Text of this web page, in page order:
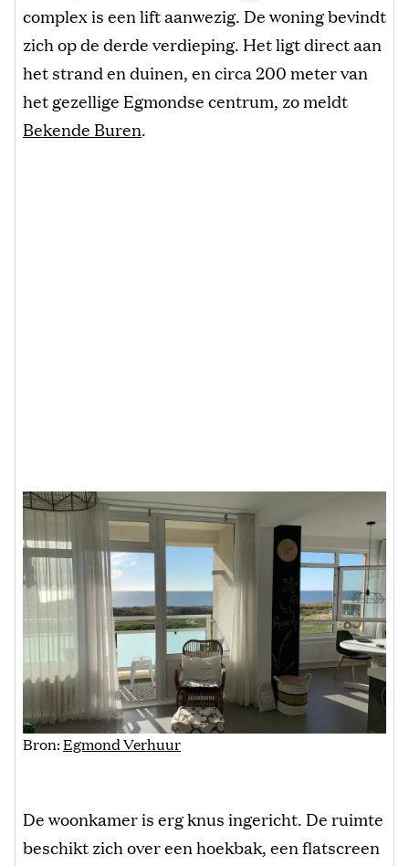
complex is een lift aanwezig. De woning bevindt
zich op de derde verdieping. Het ligt direct aan
het strand en duinen, en circa 200 meter van
het gezellige Egmondse centrum, zo meldt
Bekende Buren.
Bron:Egmond Verhuur
De woonkamer is erg knus ingericht. De ruimte
beschikt zich over een hoekbak, een flatscreen